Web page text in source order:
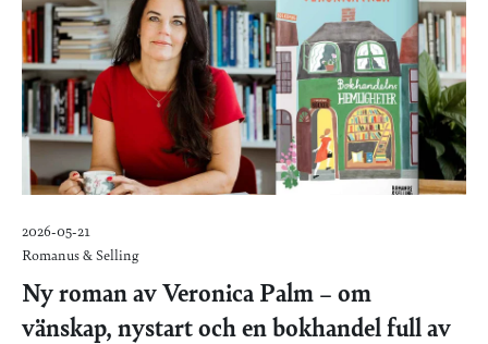
2026-05-21
Romanus & Selling
Ny roman av Veronica Palm – om
vänskap, nystart och en bokhandel full av